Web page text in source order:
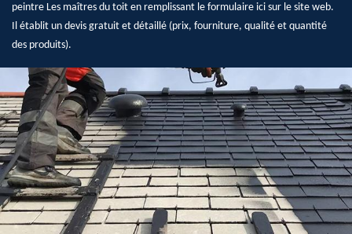
peintre Les maîtres du toit en remplissant le formulaire ici sur le site web.
Il établit un devis gratuit et détaillé (prix, fourniture, qualité et quantité
des produits).